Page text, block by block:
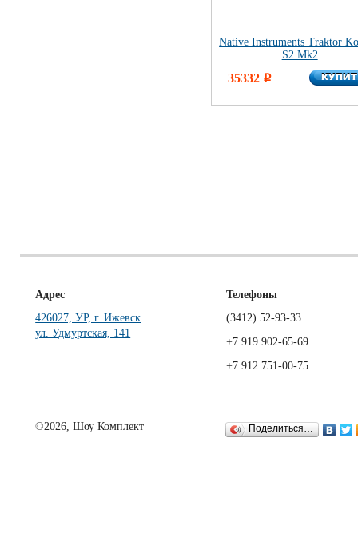
Native Instruments Traktor
S2 Mk2
35332 i
Адрес
426027, УР, г. Ижевск
ул. Удмуртская, 141
Телефоны
(3412) 52-93-33
+7 919 902-65-69
+7 912 751-00-75
©2026, Шоу Комплект Поделиться…